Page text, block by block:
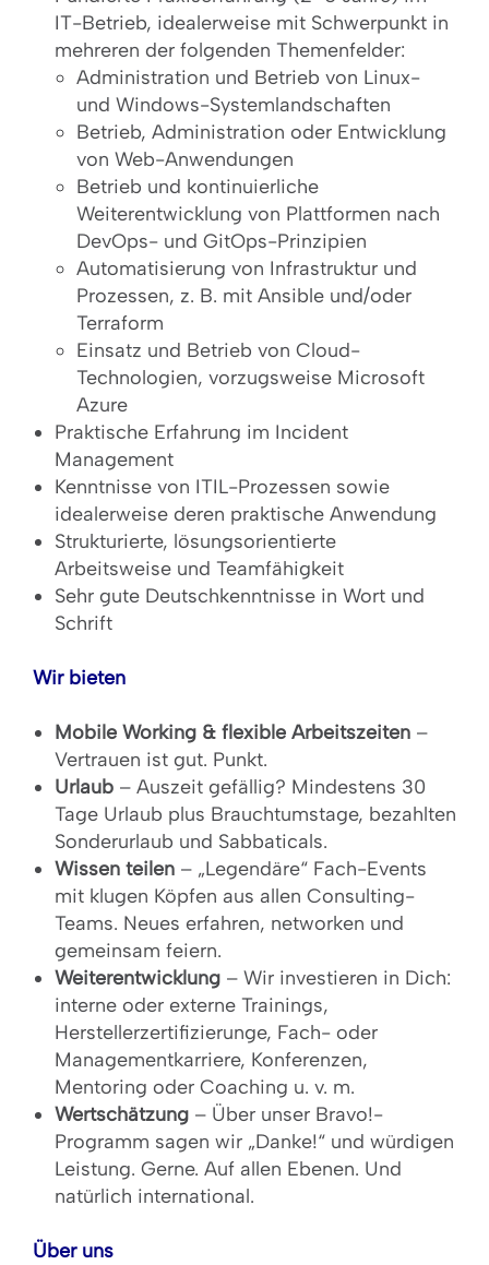
IT-Betrieb, idealerweise mit Schwerpunkt in
mehreren der folgenden Themenfelder:
Administration und Betrieb von Linux-
und Windows-Systemlandschaften
Betrieb, Administration oder Entwicklung
von Web-Anwendungen
Betrieb und kontinuierliche
Weiterentwicklung von Plattformen nach
DevOps- und GitOps-Prinzipien
Automatisierung von Infrastruktur und
Prozessen, z. B. mit Ansible und/oder
Terraform
Einsatz und Betrieb von Cloud-
Technologien, vorzugsweise Microsoft
Azure
Praktische Erfahrung im Incident
Management
Kenntnisse von ITIL-Prozessen sowie
idealerweise deren praktische Anwendung
Strukturierte, lösungsorientierte
Arbeitsweise und Teamfähigkeit
Sehr gute Deutschkenntnisse in Wort und
Schrift
Wir bieten
Mobile Working & flexible Arbeitszeiten –
Vertrauen ist gut. Punkt.
Urlaub – Auszeit gefällig? Mindestens 30
Tage Urlaub plus Brauchtumstage, bezahlten
Sonderurlaub und Sabbaticals.
Wissen teilen – „Legendäre“ Fach-Events
mit klugen Köpfen aus allen Consulting-
Teams. Neues erfahren, networken und
gemeinsam feiern.
Weiterentwicklung – Wir investieren in Dich:
interne oder externe Trainings,
Herstellerzertifizierunge, Fach- oder
Managementkarriere, Konferenzen,
Mentoring oder Coaching u. v. m.
Wertschätzung – Über unser Bravo!-
Programm sagen wir „Danke!“ und würdigen
Leistung. Gerne. Auf allen Ebenen. Und
natürlich international.
Über uns